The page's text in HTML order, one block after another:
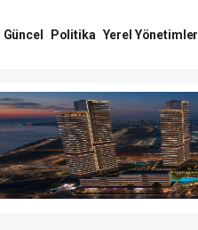
Güncel Politika Yerel Yönetimler